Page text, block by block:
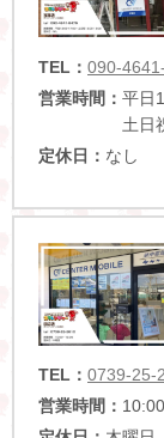
TEL： 090-
営業時間： 平日
土日祝
定休日： なし
TEL： 0739-25-
営業時間：